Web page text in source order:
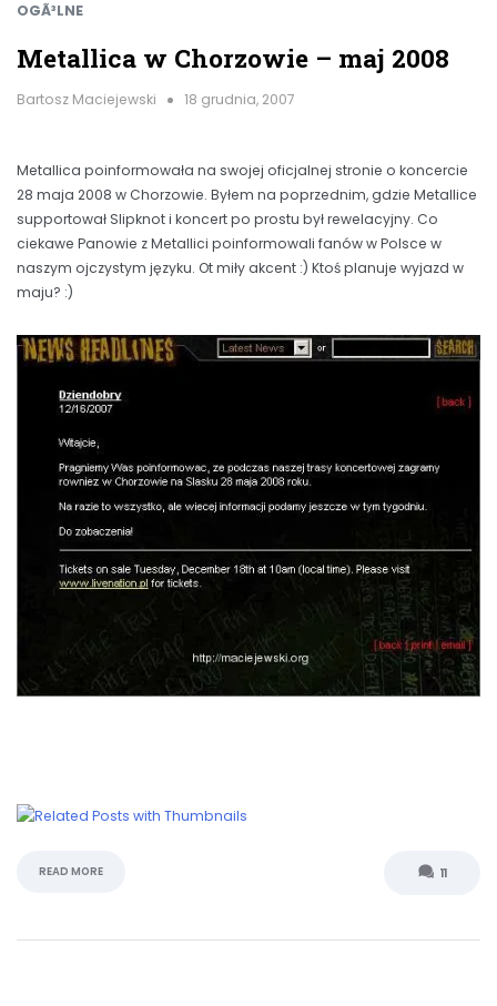
OGÃ³LNE
Metallica w Chorzowie – maj 2008
Bartosz Maciejewski 18 grudnia, 2007
Metallica poinformowała na swojej oficjalnej stronie o koncercie
28 maja 2008 w Chorzowie. Byłem na poprzednim, gdzie Metallice
supportował Slipknot i koncert po prostu był rewelacyjny. Co
ciekawe Panowie z Metallici poinformowali fanów w Polsce w
naszym ojczystym języku. Ot miły akcent :) Ktoś planuje wyjazd w
maju? :)
READ MORE 11